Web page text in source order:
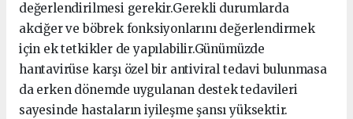
değerlendirilmesi gerekir.Gerekli durumlarda
akciğer ve böbrek fonksiyonlarını değerlendirmek
için ek tetkikler de yapılabilir.Günümüzde
hantavirüse karşı özel bir antiviral tedavi bulunmasa
da erken dönemde uygulanan destek tedavileri
sayesinde hastaların iyileşme şansı yüksektir.